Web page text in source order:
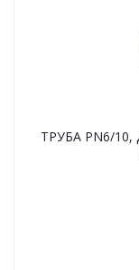
ТРУБА PN6/10, ДИАМЕТР 63 ММ И ЗАКЛАДНАЯ, ДЛЯ